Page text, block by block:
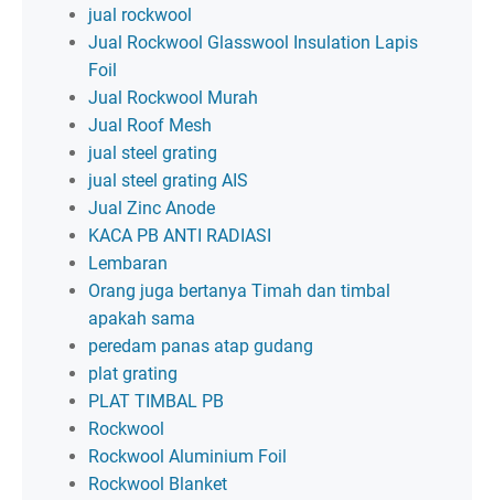
jual rockwool
Jual Rockwool Glasswool Insulation Lapis
Foil
Jual Rockwool Murah
Jual Roof Mesh
jual steel grating
jual steel grating AIS
Jual Zinc Anode
KACA PB ANTI RADIASI
Lembaran
Orang juga bertanya Timah dan timbal
apakah sama
peredam panas atap gudang
plat grating
PLAT TIMBAL PB
Rockwool
Rockwool Aluminium Foil
Rockwool Blanket